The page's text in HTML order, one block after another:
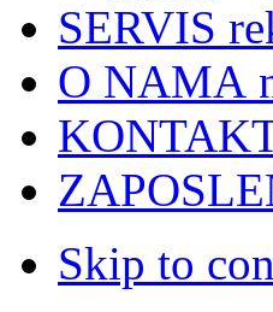
SERVIS
O NAMA
Skip to